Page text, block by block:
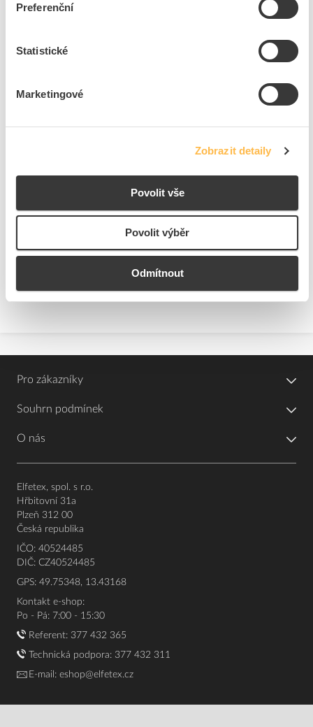
Preferenční
Statistické
Marketingové
Zobrazit detaily
Povolit vše
Povolit výběr
Odmítnout
Kód výrobce
1 ks
Pro zákazníky
Souhrn podmínek
O nás
Elfetex, spol. s r.o.
Hřbitovní 31a
Plzeň 312 00
Česká republika
IČO: 40524485
DIČ: CZ40524485
GPS: 49.75348, 13.43168
Kontakt e-shop:
Po - Pá: 7:00 - 15:30
Referent: 377 432 365
Technická podpora: 377 432 311
E-mail: eshop@elfetex.cz